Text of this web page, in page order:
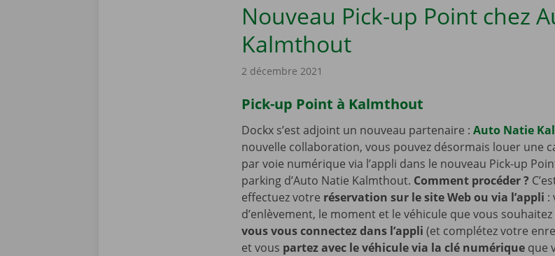
Nouveau Pick-up Point chez
Kalmthout
2 décembre 2021
Pick-up Point à Kalmthout
Dockx s’est adjoint un nouveau partenaire : Auto Natie
nouvelle collaboration, vous pouvez désormais louer une
par voie numérique via l’appli dans le nouveau Pick-up
parking d’Auto Natie Kalmthout. Comment procéder ?
effectuez votre réservation sur le site Web ou via l’appli :
d’enlèvement, le moment et le véhicule que vous
vous vous connectez dans l’appli (et complétez votre
et vous partez avec le véhicule via la clé numériqueque